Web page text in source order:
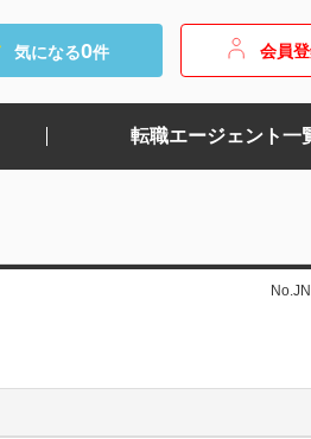
気になる0件 会員
転職エージェント一